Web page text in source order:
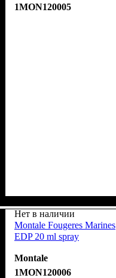
1MON120005
Нет в наличии
Montale Fougeres Marines
EDP 20 ml spray
Montale
1MON120006